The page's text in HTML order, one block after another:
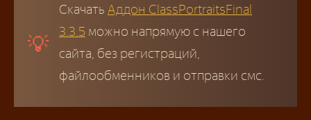
Скачать Аддон ClassPortraitsFinal
3.3.5 можно напрямую с нашего
сайта, без регистраций,
файлообменников и отправки смс.